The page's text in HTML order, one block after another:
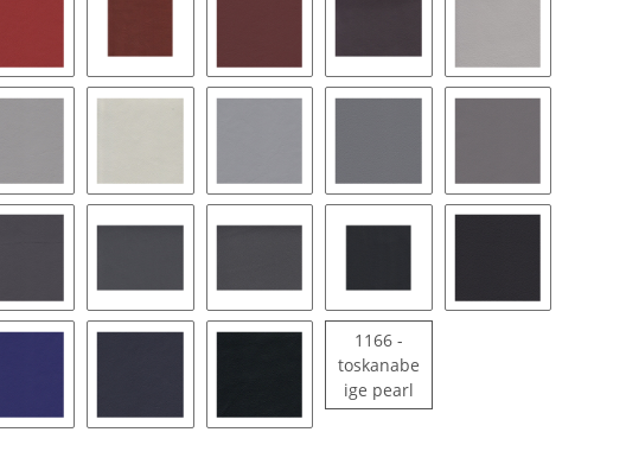
1188 - classicrot1193 - bengalrot1187 - sunsetrot1165 - satinrot pearl
1199 -
metallic
1182 - alpacagrau1198 - greige 1175 - oriongrau1152 - grau 1197 - riffgrau
1184 - graphit 1164 - muschelgrau1161 - titangrau pearl1154 - anthrazit
1166 -
toskanabe
ige pearl1166 - toskanabeige pearl